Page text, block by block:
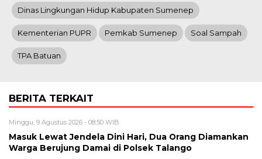
Dinas Lingkungan Hidup Kabupaten Sumenep
Kementerian PUPR Pemkab Sumenep Soal Sampah
TPA Batuan
BERITA TERKAIT
Minggu, 9 Agustus 2026 - 08:50 WIB
Masuk Lewat Jendela Dini Hari, Dua Orang Diamankan
Warga Berujung Damai di Polsek Talango